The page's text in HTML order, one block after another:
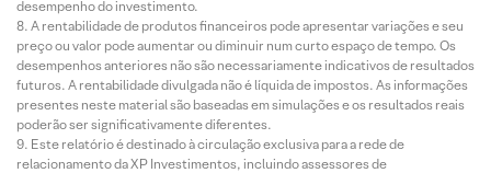
desempenho do investimento.
A rentabilidade de produtos financeiros pode apresentar variações e seu
preço ou valor pode aumentar ou diminuir num curto espaço de tempo. Os
desempenhos anteriores não são necessariamente indicativos de resultados
futuros. A rentabilidade divulgada não é líquida de impostos. As informações
presentes neste material são baseadas em simulações e os resultados reais
poderão ser significativamente diferentes.
Este relatório é destinado à circulação exclusiva para a rede de
relacionamento da XP Investimentos, incluindo assessores de